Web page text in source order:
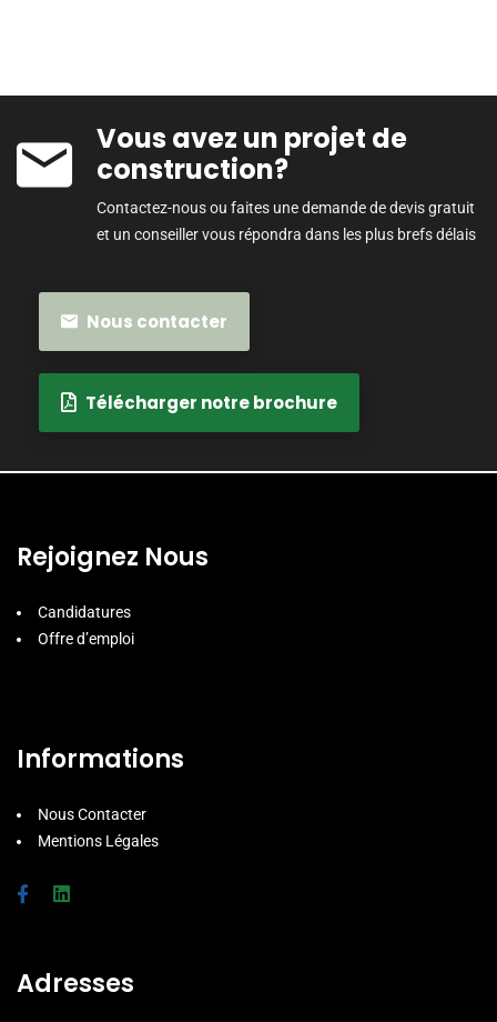
Vous avez un projet de
construction?
Contactez-nous ou faites une demande de devis gratuit
et un conseiller vous répondra dans les plus brefs délais
Nous contacter
Télécharger notre brochure
Rejoignez Nous
Candidatures
Offre d’emploi
Informations
Nous Contacter
Mentions Légales
Adresses